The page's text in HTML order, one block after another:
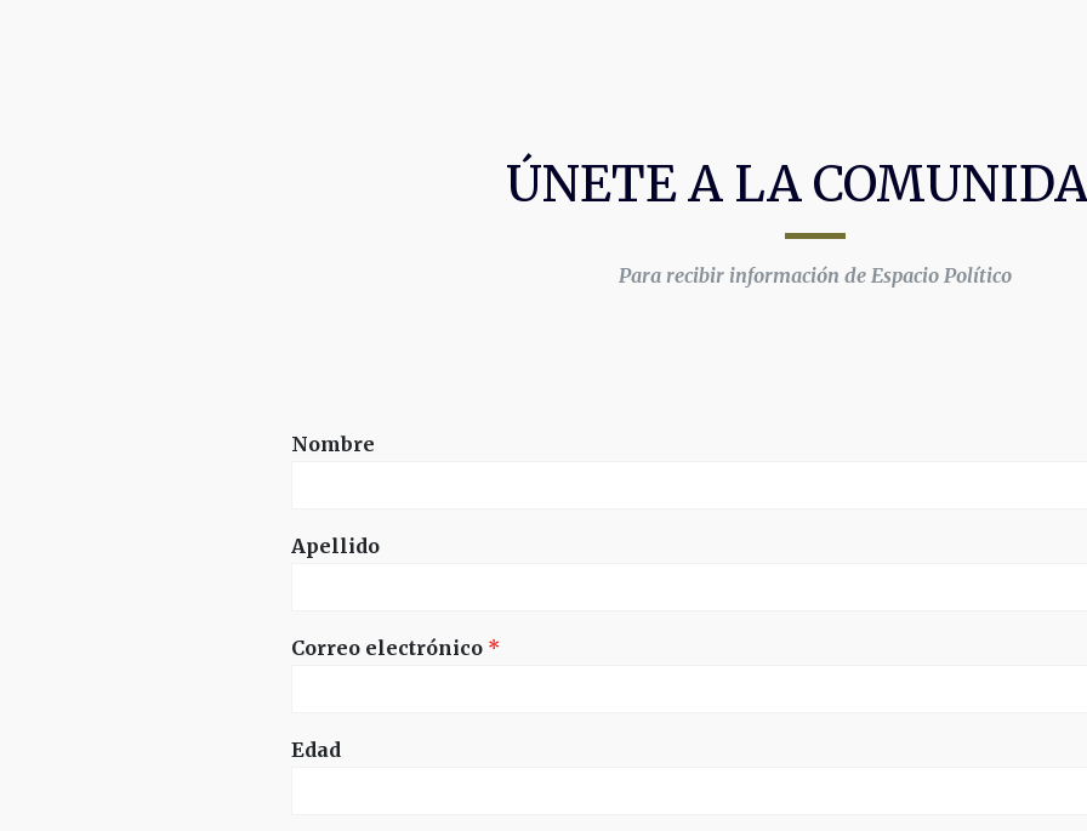
ÚNETE A LA
Para recibir información de Espacio Político
Nombre
Apellido
Correo electrónico *
Edad